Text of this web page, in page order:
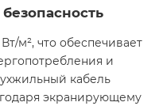
м², что обеспечивает
и
кабель
экранирующему